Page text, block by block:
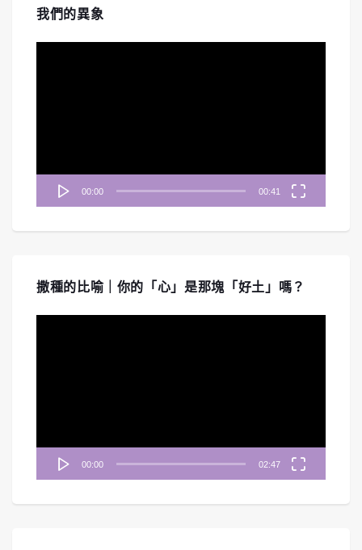
我們的異象
00:00 00:41
撒種的比喻｜你的「心」是那塊「好土」嗎？
00:00 02:47